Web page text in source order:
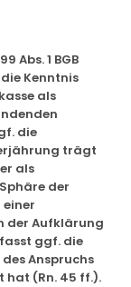
Abs. 1 BGB
Kenntnis
als
die
trägt
als
der
der Aufklärung
ggf. die
Anspruchs
hat (Rn. 45 ff.).